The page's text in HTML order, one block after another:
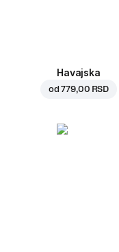
Havajska
od779,00 RSD